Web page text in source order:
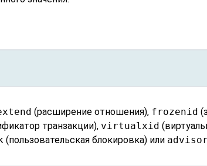
(расширение отношения), frozenid
транзакции), virtualxid
(пользовательская блокировка) или